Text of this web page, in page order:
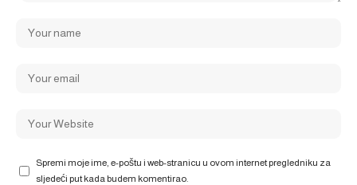
Spremi moje ime, e-poštu i web-stranicu u ovom internet pregledniku za
sljedeći put kada budem komentirao.